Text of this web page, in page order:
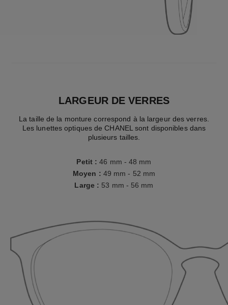
LARGEUR DE VERRES
La taille de la monture correspond à la largeur des verres.
Les lunettes optiques de CHANEL sont disponibles dans
plusieurs tailles.
Petit:46 mm - 48 mm
Moyen : 49 mm - 52 mm
Large: 53 mm - 56 mm